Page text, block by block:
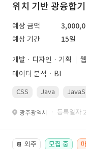
위치 기반 광융합
예상 금액
예상 기간
15일
개발 · 디자인 · 기획
웹
데이터 분석ㆍBI
CSS Java
광주광역시 · 등록일자
📔 외주 모집 중